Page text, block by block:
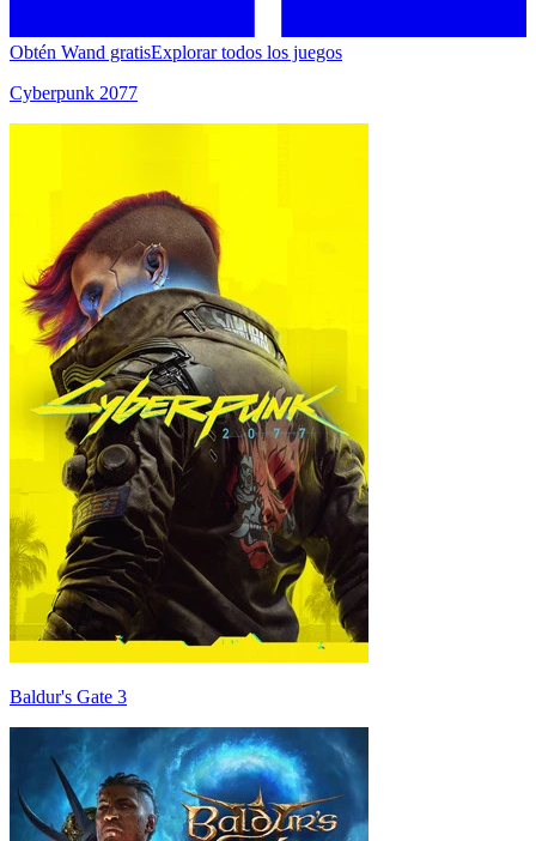
Obtén Wand gratisExplorar todos los juegos
Cyberpunk 2077
Baldur's Gate 3